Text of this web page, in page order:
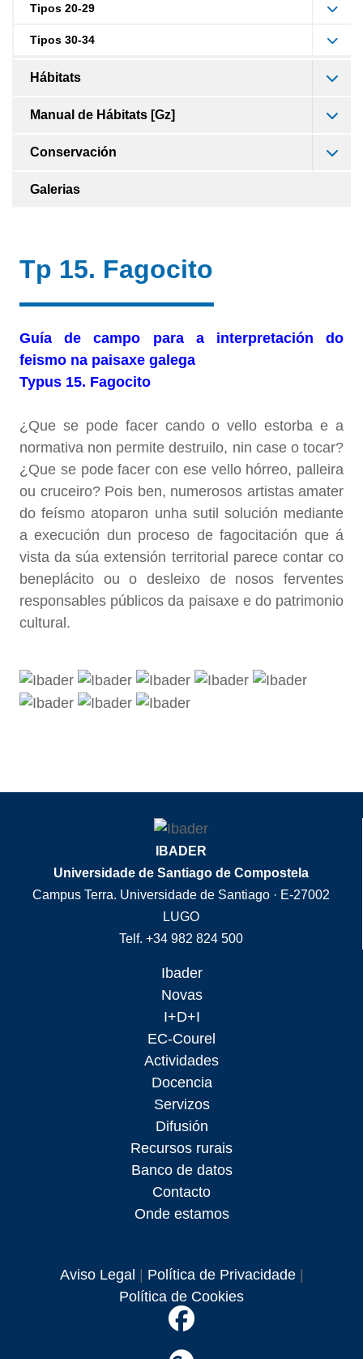
Tipos 20-29
Tipos 30-34
Hábitats
Manual de Hábitats [Gz]
Conservación
Galerias
Tp 15. Fagocito
Guía de campo para a interpretación do
feismo na paisaxe galega
Typus 15. Fagocito
¿Que se pode facer cando o vello estorba e a
normativa non permite destruilo, nin case o tocar?
¿Que se pode facer con ese vello hórreo, palleira
ou cruceiro? Pois ben, numerosos artistas amater
do feísmo atoparon unha sutil solución mediante
a execución dun proceso de fagocitación que á
vista da súa extensión territorial parece contar co
beneplácito ou o desleixo de nosos ferventes
responsables públicos da paisaxe e do patrimonio
cultural.
IBADER
Universidade de Santiago de Compostela
Campus Terra. Universidade de Santiago · E-27002
LUGO
Telf. +34 982 824 500
Ibader
Novas
I+D+I
EC-Courel
Actividades
Docencia
Servizos
Difusión
Recursos rurais
Banco de datos
Contacto
Onde estamos
Aviso Legal Política de Privacidade|
Política de Cookies